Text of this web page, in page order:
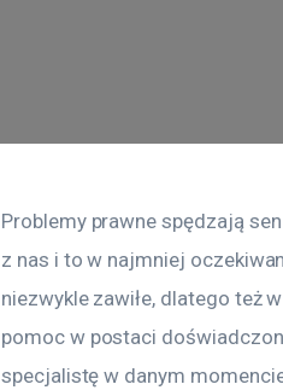
Problemy prawne spędzają
z nas i to w najmniej
niezwykle zawiłe, dlatego też
pomoc w postaci
specjalistę w danym